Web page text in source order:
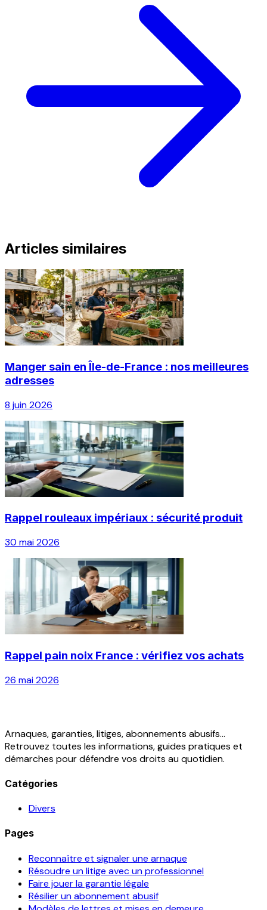
Articles similaires
Manger sain en Île-de-France : nos meilleures
adresses
8 juin 2026
Rappel rouleaux impériaux : sécurité produit
30 mai 2026
Rappel pain noix France : vérifiez vos achats
26 mai 2026
Arnaques, garanties, litiges, abonnements abusifs...
Retrouvez toutes les informations, guides pratiques et
démarches pour défendre vos droits au quotidien.
Catégories
Divers
Pages
Reconnaître et signaler une arnaque
Résoudre un litige avec un professionnel
Faire jouer la garantie légale
Résilier un abonnement abusif